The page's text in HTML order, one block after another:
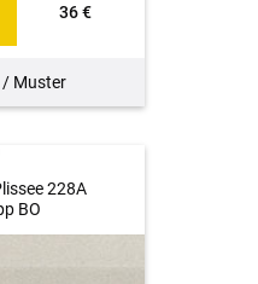
36 €
/ Muster
228A
BO